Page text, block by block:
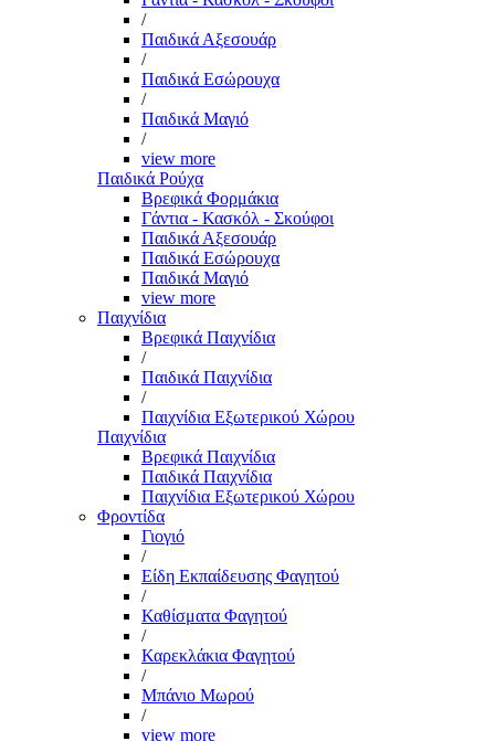
/
Παιδικά Αξεσουάρ
/
Παιδικά Εσώρουχα
/
Παιδικά Μαγιό
/
view more
Παιδικά Ρούχα
Βρεφικά Φορμάκια
Γάντια - Κασκόλ - Σκούφοι
Παιδικά Αξεσουάρ
Παιδικά Εσώρουχα
Παιδικά Μαγιό
view more
Παιχνίδια
Βρεφικά Παιχνίδια
/
Παιδικά Παιχνίδια
/
Παιχνίδια Εξωτερικού Χώρου
Παιχνίδια
Βρεφικά Παιχνίδια
Παιδικά Παιχνίδια
Παιχνίδια Εξωτερικού Χώρου
Φροντίδα
Γιογιό
/
Είδη Εκπαίδευσης Φαγητού
/
Καθίσματα Φαγητού
/
Καρεκλάκια Φαγητού
/
Μπάνιο Μωρού
/
view more